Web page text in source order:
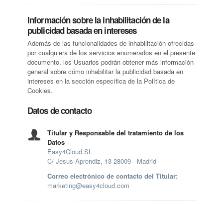
Información sobre la inhabilitación de la
publicidad basada en intereses
Además de las funcionalidades de inhabilitación ofrecidas
por cualquiera de los servicios enumerados en el presente
documento, los Usuarios podrán obtener más información
general sobre cómo inhabilitar la publicidad basada en
intereses en la sección específica de la Política de
Cookies.
Datos de contacto
Titular y Responsable del tratamiento de los
Datos
Easy4Cloud SL
C/ Jesus Aprendiz, 13 28009 - Madrid
Correo electrónico de contacto del Titular:
marketing@easy4cloud.com